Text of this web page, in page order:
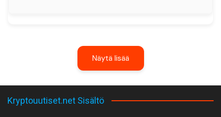
Näytä lisää
Kryptouutiset.net Sisältö